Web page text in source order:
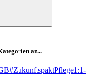
an...
#ZukunftspaktPflege1:1-